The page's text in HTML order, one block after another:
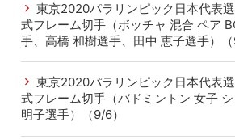
東京2020パラリンピック日本代表
式フレーム切手（ボッチャ 混合 ペア
手、高橋 和樹選手、田中 恵子選手）（
東京2020パラリンピック日本代表
式フレーム切手（バドミントン 女子
明子選手）（9/6）